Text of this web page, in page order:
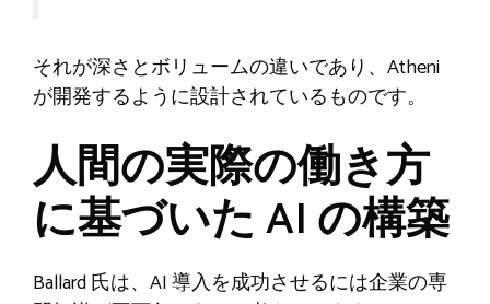
それが深さとボリュームの違いであり、Atheni
が開発するように設計されているものです。
人間の実際の働き方
に基づいた AI の構築
Ballard 氏は、AI 導入を成功させるには企業の専